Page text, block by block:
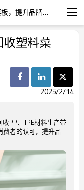
环保政策下如何选择可回收塑料菜板，提升品牌竞争力？
塑料菜
2025/2/14
PP、TPE材料生产带
者的认可，提升品